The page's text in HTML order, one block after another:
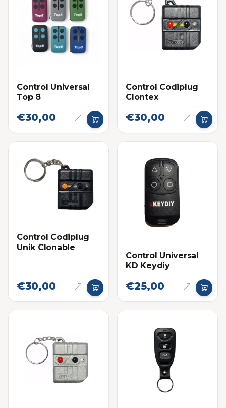
Control Universal
Top 8
€30,00
Control Codiplug
Clontex
€30,00
Control Codiplug
Unik Clonable
€30,00
Control Universal
KD Keydiy
€25,00